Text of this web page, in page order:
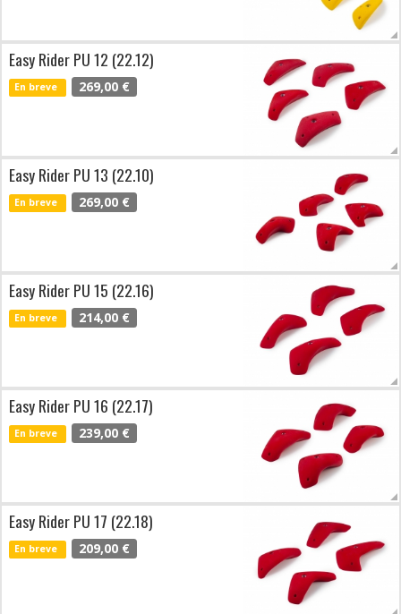
Easy Rider PU 12 (22.12)
En breve 269,00 €
Easy Rider PU 13 (22.10)
En breve 269,00 €
Easy Rider PU 15 (22.16)
En breve 214,00 €
Easy Rider PU 16 (22.17)
En breve 239,00 €
Easy Rider PU 17 (22.18)
En breve 209,00 €